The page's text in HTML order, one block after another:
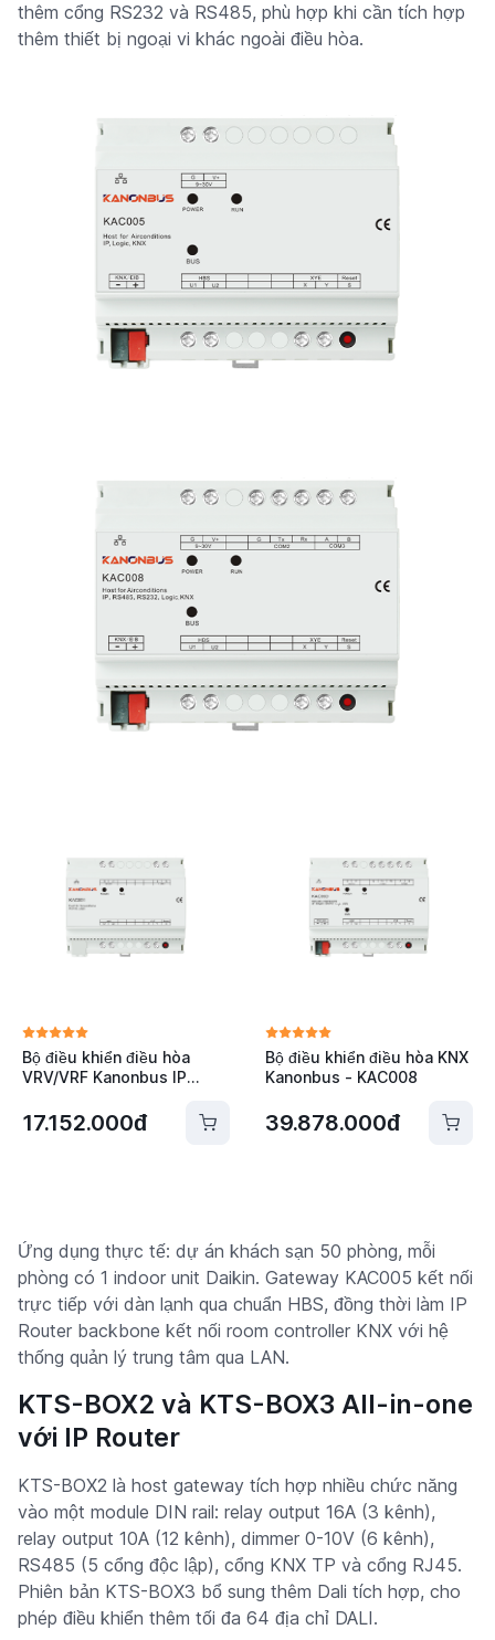
thêm cổng RS232 và RS485, phù hợp khi cần tích hợp
thêm thiết bị ngoại vi khác ngoài điều hòa.
Bộ điều khiển điều hòa
VRV/VRF Kanonbus IP
KAC001
17.152.000đ
Bộ điều khiển điều hòa KNX
Kanonbus - KAC008
39.878.000đ
Ứng dụng thực tế: dự án khách sạn 50 phòng, mỗi
phòng có 1 indoor unit Daikin. Gateway KAC005 kết nối
trực tiếp với dàn lạnh qua chuẩn HBS, đồng thời làm IP
Router backbone kết nối room controller KNX với hệ
thống quản lý trung tâm qua LAN.
KTS-BOX2 và KTS-BOX3 All-in-one
với IP Router
KTS-BOX2 là host gateway tích hợp nhiều chức năng
vào một module DIN rail: relay output 16A (3 kênh),
relay output 10A (12 kênh), dimmer 0-10V (6 kênh),
RS485 (5 cổng độc lập), cổng KNX TP và cổng RJ45.
Phiên bản KTS-BOX3 bổ sung thêm Dali tích hợp, cho
phép điều khiển thêm tối đa 64 địa chỉ DALI.